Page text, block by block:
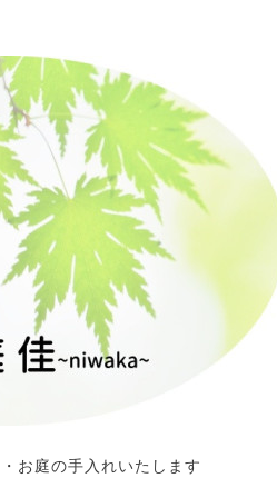
・お庭の手入れいたします